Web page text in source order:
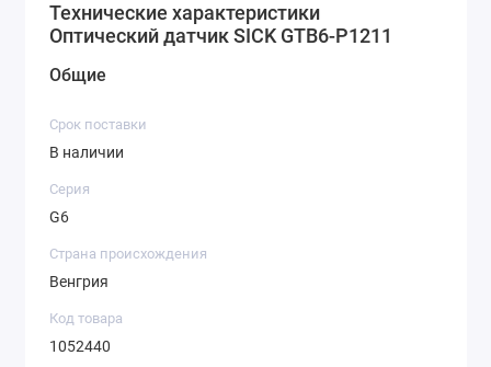
Технические характеристики
Оптический датчик SICK GTB6-P1211
Общие
Срок поставки
В наличии
Серия
G6
Страна происхождения
Венгрия
Код товара
1052440